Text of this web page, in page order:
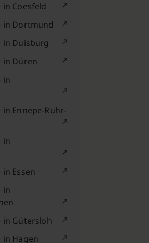
Coesfeld
in Dortmund
in Duisburg
in Düren
in
Ennepe-Ruhr-
in
Essen
in
in Gütersloh
in Hagen